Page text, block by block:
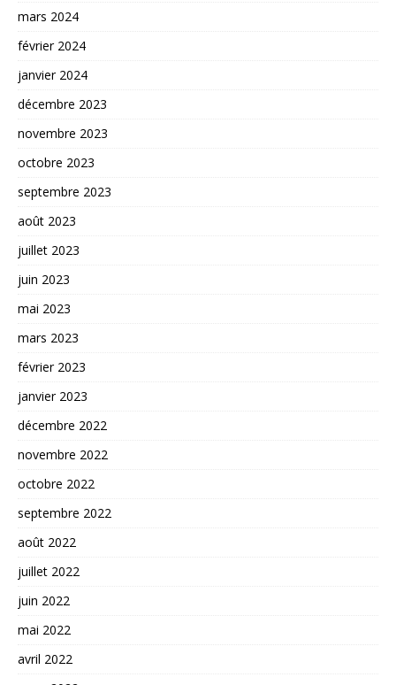
mars 2024
février 2024
janvier 2024
décembre 2023
novembre 2023
octobre 2023
septembre 2023
août 2023
juillet 2023
juin 2023
mai 2023
mars 2023
février 2023
janvier 2023
décembre 2022
novembre 2022
octobre 2022
septembre 2022
août 2022
juillet 2022
juin 2022
mai 2022
avril 2022